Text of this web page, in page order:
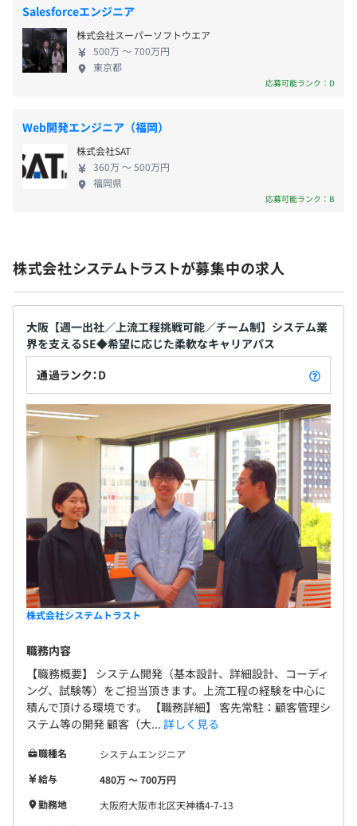
・新規登録受付システム
全額会社負担◎
「この資格に挑戦したい」「この講習を受けたい」など、
積極的に発信OK！
自分のペースでキャリアアップを目指せる職場です♪
＜＜成長に寄り添ってもらえる環境＞＞
★営業担当者とのお昼ご飯会or夕食会【1回/月】（※強制
ではありません）
・業務状況やモチベーションの確認
・今後のキャリアのすり合せ
→出来る限りご希望の労働条件や身に着けたいスキルに合
わせて案件や環境を変更できます。
相談の上、ご希望のマシンを支給いたします。
・お客様先の評価、自己評価、先輩社員の評価を合わせて
全社：約50名
2～5名体制で社内受託開発、客先常駐で仕事をしていま
■住宅手当：当社の規定条件を満たすもの
■役職手当
■技術手当
■残業手当
賞与：年2回（平均2カ月～2.5カ月）
昇給：年1回（7月）
社会保険完備（健康保険・厚生年金加入・雇用保険・労災
保険）
無期雇用
3カ月（条件などの変更はありません）
Salesforceエンジニア
株式会社スーパーソフトウエア
500万 〜 700万円
東京都
応募可能ランク：D
Web開発エンジニア（福岡）
株式会社SAT
360万 〜 500万円
福岡県
応募可能ランク：B
株式会社システムトラストが募集中の求人
大阪【週一出社／上流工程挑戦可能／チーム制】システム業
界を支えるSE◆希望に応じた柔軟なキャリアパス
通過ランク：D
株式会社システムトラスト
職務内容
【職務概要】 システム開発（基本設計、詳細設計、コーディ
ング、試験等）をご担当頂きます。上流工程の経験を中心に
積んで頂ける環境です。 【職務詳細】 客先常駐：顧客管理シ
ステム等の開発 顧客（大... 詳しく見る
職種名
システムエンジニア
給与
480万 〜 700万円
勤務地
大阪府大阪市北区天神橋4-7-13